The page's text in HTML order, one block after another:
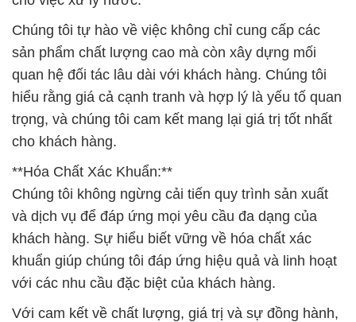
Chúng tôi tự hào về việc không chỉ cung cấp các
sản phẩm chất lượng cao mà còn xây dựng mối
quan hệ đối tác lâu dài với khách hàng. Chúng tôi
hiểu rằng giá cả cạnh tranh và hợp lý là yếu tố quan
trọng, và chúng tôi cam kết mang lại giá trị tốt nhất
cho khách hàng.
**Hóa Chất Xác Khuẩn:**
Chúng tôi không ngừng cải tiến quy trình sản xuất
và dịch vụ để đáp ứng mọi yêu cầu đa dạng của
khách hàng. Sự hiểu biết vững về hóa chất xác
khuẩn giúp chúng tôi đáp ứng hiệu quả và linh hoạt
với các nhu cầu đặc biệt của khách hàng.
Với cam kết về chất lượng, giá trị và sự đồng hành,